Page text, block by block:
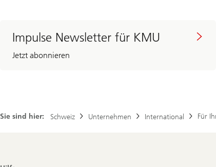
Impulse Newsletter für KMU
Jetzt abonnieren
Sie sind hier: Schweiz Unternehmen International Für